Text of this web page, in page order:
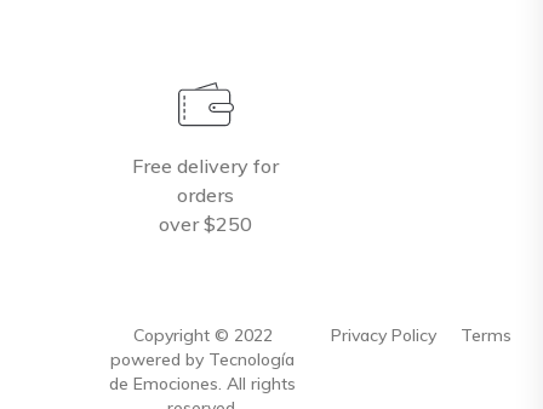
Free delivery for
orders
over $250
Copyright © 2022
powered by Tecnología
de Emociones. All rights
Privacy Policy Terms